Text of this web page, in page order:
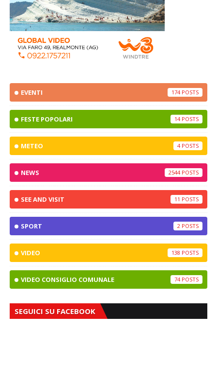
EVENTI 174
FESTE POPOLARI 14
METEO 4
NEWS 2544
SEE AND VISIT 11
SPORT 2
VIDEO 138
VIDEO CONSIGLIO COMUNALE 74
SEGUICI SU FACEBOOK